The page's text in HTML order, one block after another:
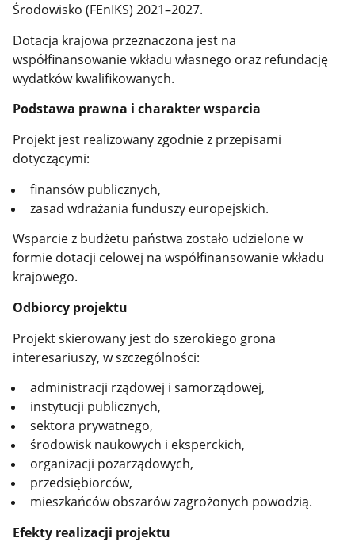
Środowisko (FEnIKS) 2021–2027.
Dotacja krajowa przeznaczona jest na
współfinansowanie wkładu własnego oraz refundację
wydatków kwalifikowanych.
Podstawa prawna i charakter wsparcia
Projekt jest realizowany zgodnie z przepisami
dotyczącymi:
finansów publicznych,
zasad wdrażania funduszy europejskich.
Wsparcie z budżetu państwa zostało udzielone w
formie dotacji celowej na współfinansowanie wkładu
krajowego.
Odbiorcy projektu
Projekt skierowany jest do szerokiego grona
interesariuszy, w szczególności:
administracji rządowej i samorządowej,
instytucji publicznych,
sektora prywatnego,
środowisk naukowych i eksperckich,
organizacji pozarządowych,
przedsiębiorców,
mieszkańców obszarów zagrożonych powodzią.
Efekty realizacji projektu